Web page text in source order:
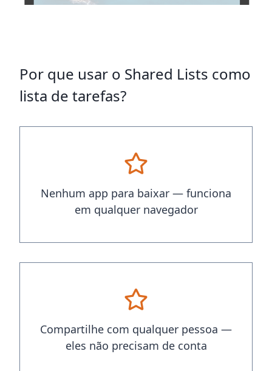
Por que usar o Shared Lists como
lista de tarefas?
Nenhum app para baixar — funciona
em qualquer navegador
Compartilhe com qualquer pessoa —
eles não precisam de conta